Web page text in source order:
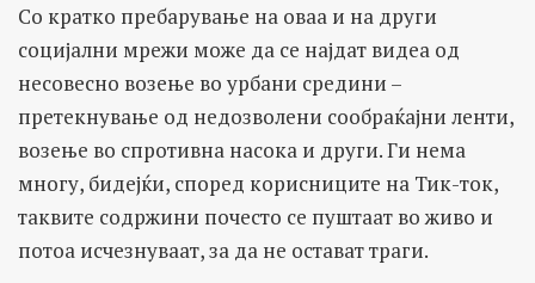
Со кратко пребарување на оваа и на други
социјални мрежи може да се најдат видеа од
несовесно возење во урбани средини –
претекнување од недозволени сообраќајни ленти,
возење во спротивна насока и други. Ги нема
многу, бидејќи, според корисниците на Тик-ток,
таквите содржини почесто се пуштаат во живо и
потоа исчезнуваат, за да не остават траги.